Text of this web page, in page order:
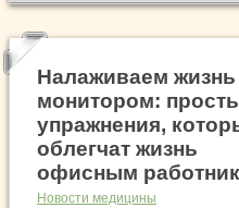
Налаживаем жизнь
монитором:
упражнения,
облегчат жизнь
офисным
Новости медицины